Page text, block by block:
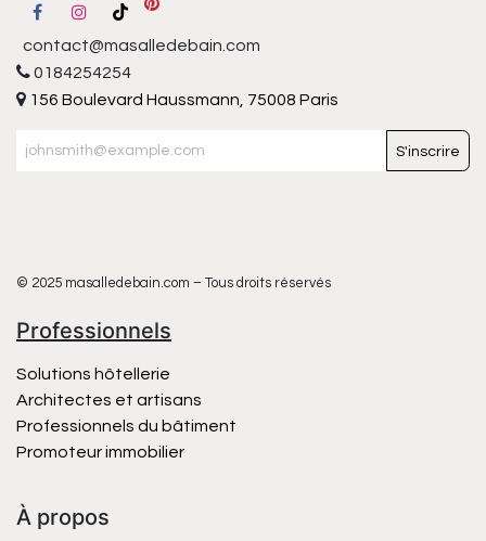
contact@masalledebain.com
0184254254
156 Boulevard Haussmann, 75008 Paris
S'inscrire
© 2025 masalledebain.com – Tous droits réservés
Professionnels
Solutions hôtellerie
Architectes et artisans
Professionnels du bâtiment
Promoteur immobilier
À propos